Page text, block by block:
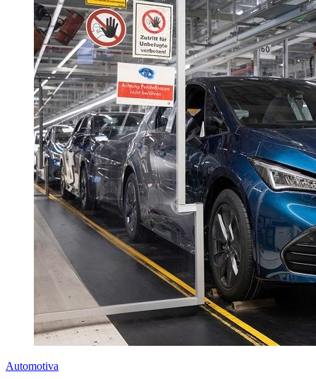
Automotiva